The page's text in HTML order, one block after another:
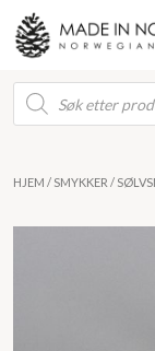
Products
search
HJEM / SMYKKER /